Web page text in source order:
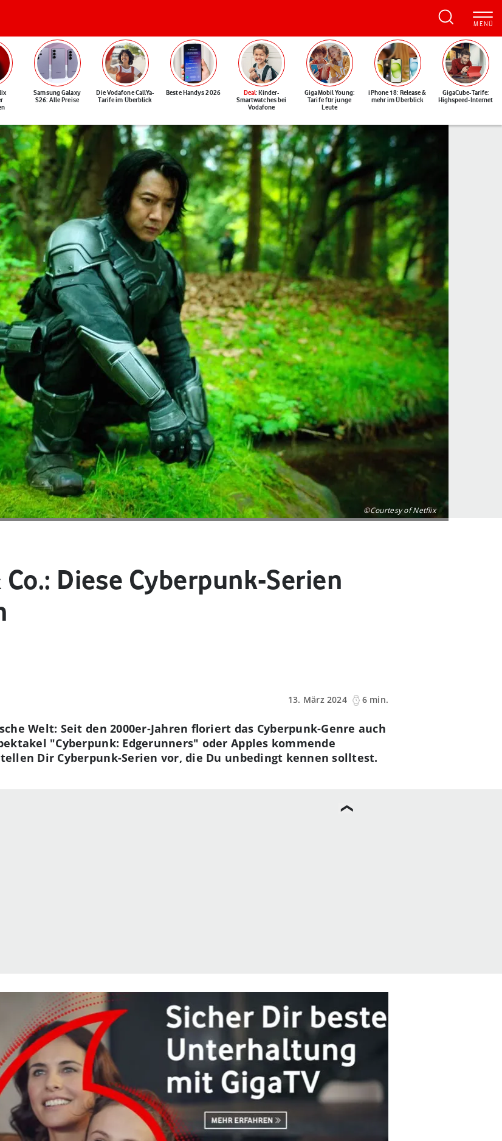
Samsung Galaxy
S26: Alle Preise
Die Vodafone CallYa-
Tarife im Überblick
Beste Handys 2026 Deal: Kinder-
Smartwatches bei
Vodafone
GigaMobil Young:
Tarife für junge
Leute
iPhone 18: Release &
mehr im Überblick
GigaCube-Tarife:
Highspeed-Internet
©Courtesy of Netflix
Diese Cyberpunk-Serien
13. März 2024
6 min.
Welt: Seit den 2000er-Jahren floriert das Cyberpunk-Genre auch
"Cyberpunk: Edgerunners" oder Apples kommende
Dir Cyberpunk-Serien vor, die Du unbedingt kennen solltest.